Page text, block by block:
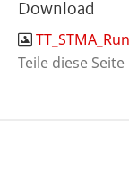
Download
Teile diese Seite